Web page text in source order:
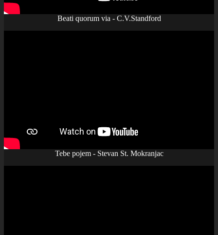
Beati quorum via - C.V.Standford
Tebe pojem - Stevan St. Mokranjac